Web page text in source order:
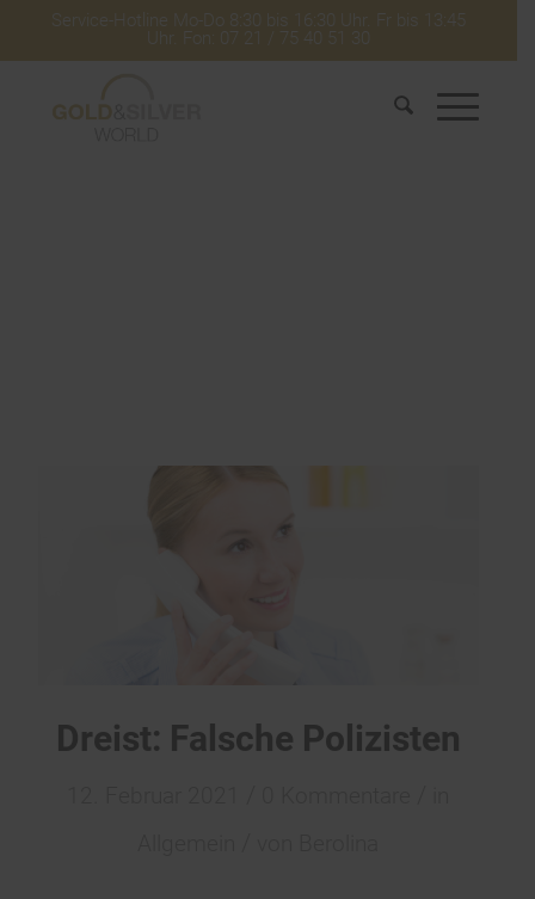
Service-Hotline Mo-Do 8:30 bis 16:30 Uhr. Fr bis 13:45
Uhr. Fon: 07 21 / 75 40 51 30
Dreist: Falsche Polizisten